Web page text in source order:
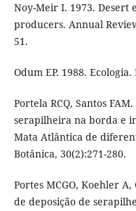
Noy-Meir I. 1973. Desert
producers. Annual
51.
Odum EP. 1988.
Portela RCQ, Santos
serapilheira na borda e
Mata Atlântica de
Botânica, 30(2):271-280.
Portes MCGO, Koehler
de deposição de